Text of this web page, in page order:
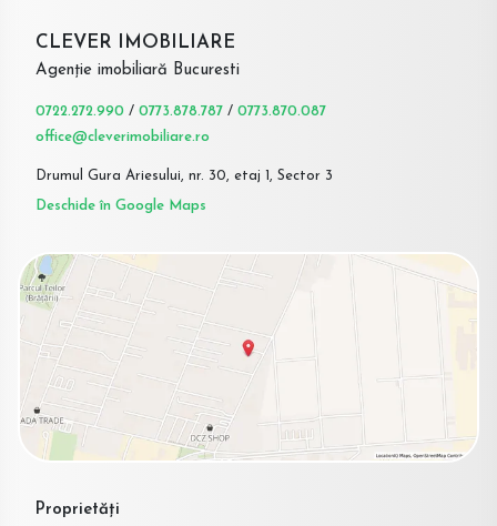
CLEVER IMOBILIARE
Agenție imobiliară Bucuresti
0722.272.990 / 0773.878.787 / 0773.870.087
office@cleverimobiliare.ro
Drumul Gura Ariesului, nr. 30, etaj 1, Sector 3
Deschide în Google Maps
Proprietăți